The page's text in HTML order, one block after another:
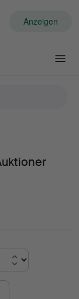
Anzeigen